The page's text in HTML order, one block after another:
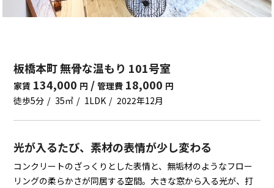
板橋本町 無骨な温もり 101号室
家賃 134,000 円 /管理費 18,000 円
徒歩5分
35㎡ 1LDK 2022年12月
光が入るたび、素材の表情が少し変わる
コンクリートのざっくりとした表情と、無垢材のようなフロー
リングの柔らかさが同居する空間。大きな窓から入る光が、打